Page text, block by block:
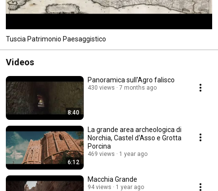
Tuscia Patrimonio Paesaggistico
Videos
8:40
Panoramica sull'Agro falisco
430 views 7 months ago
6:12
La grande area archeologica di
Norchia, Castel d'Asso e Grotta
Porcina
469 views 1 year ago
Macchia Grande
94 views 1 year ago